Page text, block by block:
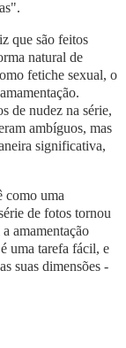
que são feitos
natural de
fetiche sexual, o
de nudez na série,
ambíguos, mas
significativa,
como uma
de fotos tornou
amamentação
uma tarefa fácil, e
suas dimensões -